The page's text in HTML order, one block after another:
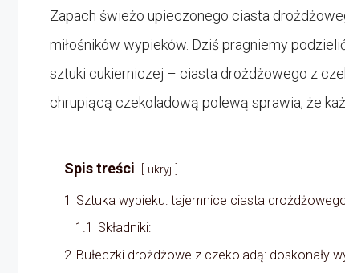
Zapach świeżo upieczonego ciasta
miłośników wypieków. Dziś pragniemy
sztuki cukierniczej – ciasta drożdżowego z
chrupiącą czekoladową polewą sprawia, że
Spis treści ukryj
1 Sztuka wypieku: tajemnice ciasta
1.1 Składniki:
2 Bułeczki drożdżowe z czekoladą: doskonały